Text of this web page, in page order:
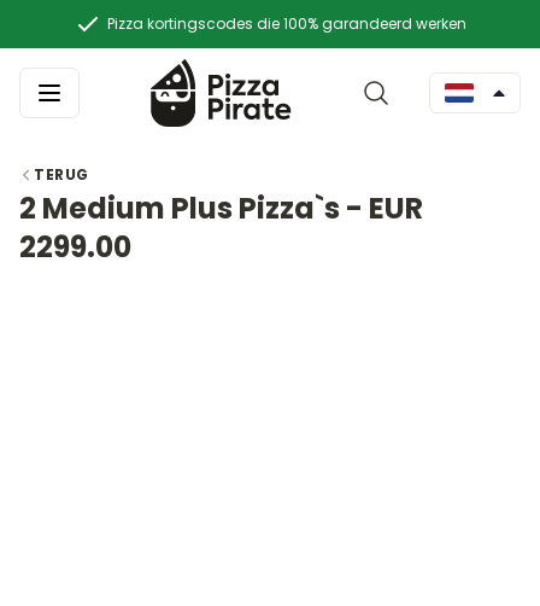
Pizza kortingscodes die 100% garandeerd werken
TERUG
2 Medium Plus Pizza`s - EUR
2299.00